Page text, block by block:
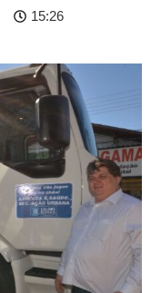
15:26